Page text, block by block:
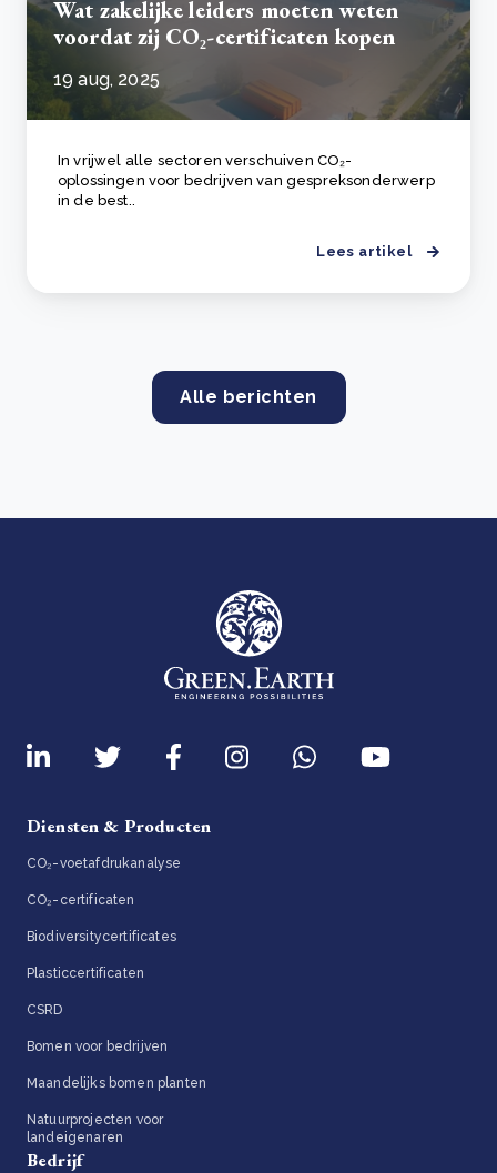
Wat zakelijke leiders moeten weten
voordat zij CO₂-certificaten kopen
19 aug, 2025
In vrijwel alle sectoren verschuiven CO₂-
oplossingen voor bedrijven van gespreksonderwerp
in de best..
Lees artikel
Alle berichten
Diensten & Producten
CO₂-voetafdrukanalyse
CO₂-certificaten
Biodiversitycertificates
Plasticcertificaten
CSRD
Bomen voor bedrijven
Maandelijks bomen planten
Natuurprojecten voor
landeigenaren
Bedrijf